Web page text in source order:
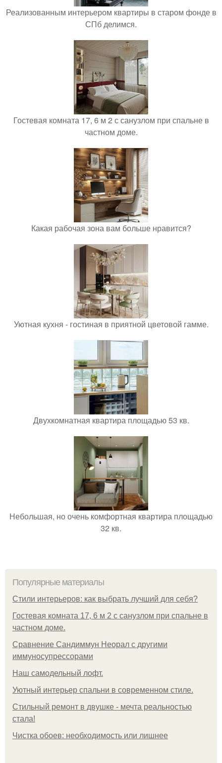
Реализованным интерьером квартиры в старом фонде в
СПб делимся.
Гостевая комната 17, 6 м 2 с санузлом при спальне в
частном доме.
Какая рабочая зона вам больше нравится?
Уютная кухня - гостиная в приятной цветовой гамме.
Двухкомнатная квартира площадью 53 кв.
Небольшая, но очень комфортная квартира площадью
32 кв.
Популярные материалы
Стили интерьеров: как выбрать лучший для себя?
Гостевая комната 17, 6 м 2 с санузлом при спальне в
частном доме.
Сравнение Сандиммун Неорал с другими
иммуносупрессорами
Наш самодельный лофт.
Уютный интерьер спальни в современном стиле.
Стильный ремонт в двушке - мечта реальностью
стала!
Чистка обоев: необходимость или лишнее